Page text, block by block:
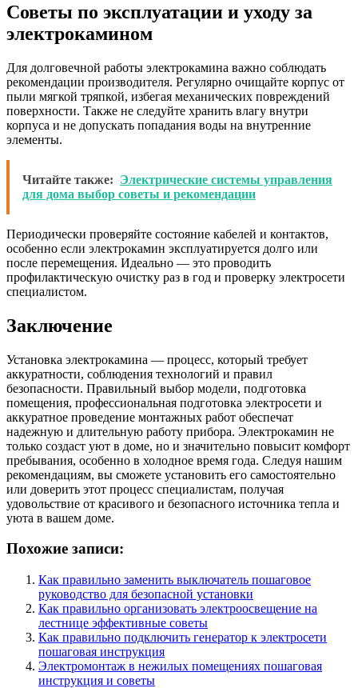
Советы по эксплуатации и уходу за
электрокамином
Для долговечной работы электрокамина важно соблюдать
рекомендации производителя. Регулярно очищайте корпус от
пыли мягкой тряпкой, избегая механических повреждений
поверхности. Также не следуйте хранить влагу внутри
корпуса и не допускать попадания воды на внутренние
элементы.
Читайте также: Электрические системы управления
для дома выбор советы и рекомендации
Периодически проверяйте состояние кабелей и контактов,
особенно если электрокамин эксплуатируется долго или
после перемещения. Идеально — это проводить
профилактическую очистку раз в год и проверку электросети
специалистом.
Заключение
Установка электрокамина — процесс, который требует
аккуратности, соблюдения технологий и правил
безопасности. Правильный выбор модели, подготовка
помещения, профессиональная подготовка электросети и
аккуратное проведение монтажных работ обеспечат
надежную и длительную работу прибора. Электрокамин не
только создаст уют в доме, но и значительно повысит комфорт
пребывания, особенно в холодное время года. Следуя нашим
рекомендациям, вы сможете установить его самостоятельно
или доверить этот процесс специалистам, получая
удовольствие от красивого и безопасного источника тепла и
уюта в вашем доме.
Похожие записи:
Как правильно заменить выключатель пошаговое
руководство для безопасной установки
Как правильно организовать электроосвещение на
лестнице эффективные советы
Как правильно подключить генератор к электросети
пошаговая инструкция
Электромонтаж в нежилых помещениях пошаговая
инструкция и советы